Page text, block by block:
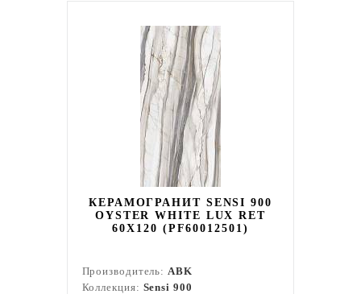
КЕРАМОГРАНИТ SENSI 900
OYSTER WHITE LUX RET
60X120 (PF60012501)
Производитель:ABK
Коллекция: Sensi 900